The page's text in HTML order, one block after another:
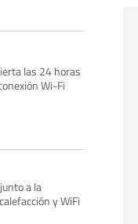
las 24 horas
Wi-Fi
a la
y WiFi